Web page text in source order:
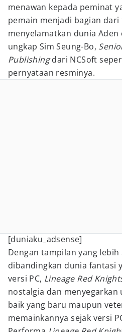
menawan kepada peminat
pemain menjadi bagian
menyelamatkan dunia
ungkap Sim Seung-Bo,
Publishingdari NCSoft
pernyataan resminya.
[duniaku_adsense]
Dengan tampilan yang
dibandingkan dunia fantasi
versi PC, Lineage Red
nostalgia dan menyegarkan
baik yang baru maupun
memainkannya sejak versi